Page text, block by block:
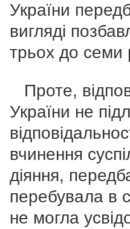
України
вигляді
трьох до семи
Проте,
України не
вчинення
діяння,
перебувала в
не могла